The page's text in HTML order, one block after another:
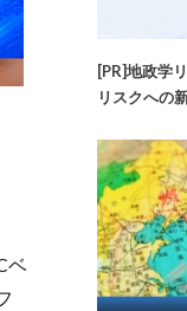
ベ
[PR]地政学
リスクへの